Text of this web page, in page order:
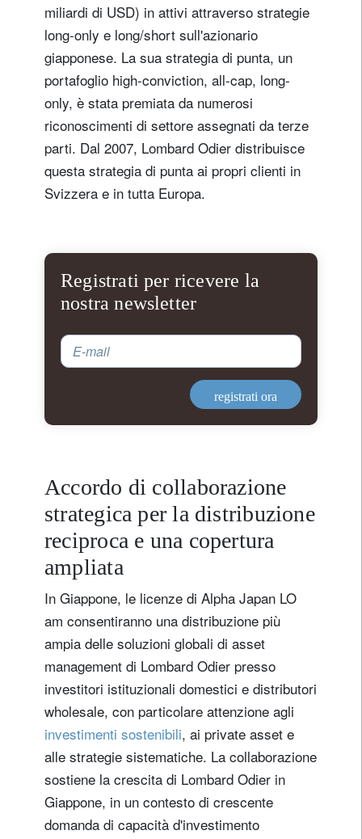
miliardi di USD) in attivi attraverso strategie
long-only e long/short sull'azionario
giapponese. La sua strategia di punta, un
portafoglio high-conviction, all-cap, long-
only, è stata premiata da numerosi
riconoscimenti di settore assegnati da terze
parti. Dal 2007, Lombard Odier distribuisce
questa strategia di punta ai propri clienti in
Svizzera e in tutta Europa.
Registrati per ricevere la
nostra newsletter
E-mail
registrati ora
Accordo di collaborazione
strategica per la distribuzione
reciproca e una copertura
ampliata
In Giappone, le licenze di Alpha Japan LO
am consentiranno una distribuzione più
ampia delle soluzioni globali di asset
management di Lombard Odier presso
investitori istituzionali domestici e distributori
wholesale, con particolare attenzione agli
investimenti sostenibili, ai private asset e
alle strategie sistematiche. La collaborazione
sostiene la crescita di Lombard Odier in
Giappone, in un contesto di crescente
domanda di capacità d'investimento